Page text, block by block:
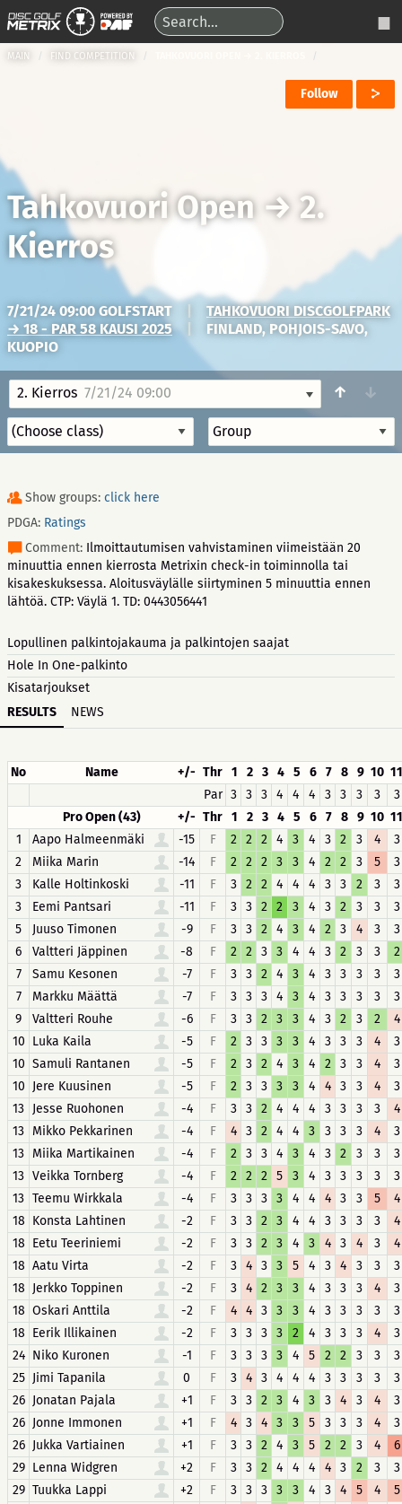
MAIN FIND COMPETITION
Follow
Tahkovuori Open→ 2.
Kierros
7/21/24 09:00 GOLFSTART
TAHKOVUORI DISCGOLFPARK
→ 18 - PAR 58 KAUSI 2025
FINLAND, POHJOIS-SAVO,
KUOPIO
2. Kierros 7/21/24 09:00 ↑ ↓
Show groups: click here
PDGA: Ratings
Comment: Ilmoittautumisen vahvistaminen viimeistään 20
minuuttia ennen kierrosta Metrixin check-in toiminnolla tai
kisakeskuksessa. Aloitusväylälle siirtyminen 5 minuuttia ennen
lähtöä. CTP: Väylä 1. TD: 0443056441
Lopullinen palkintojakauma ja palkintojen saajat
Hole In One-palkinto
Kisatarjoukset
RESULTS
NEWS
No Name +/- Thr 1 2 3 4 5 6 7 8 9 10 11
Par 3 3 3 4 4 4 3 3 3 3
3
Pro Open (43)
+/- Thr 1 2 3 4 5 6 7 8 9 10 11
1
Aapo Halmeenmäki -15 F 2 2 2 4 3 4 3 2 3 4
3
2
Miika Marin -14 F 2 2 2 3 3 4 2 2 3 5
3
3
Kalle Holtinkoski -11 F 3 2 2 4 4 4 3 3 2 3
3
3
Eemi Pantsari -11 F 3 3 2 2 3 4 3 2 3 3
3
5
Juuso Timonen -9 F 3 3 2 4 3 4 2 3 4 3
3
6
Valtteri Jäppinen -8 F 2 2 3 3 4 4 3 2 3 3
2
7
Samu Kesonen -7 F 3 3 2 4 3 4 3 3 3 3
3
7
Markku Määttä -7 F 3 3 3 4 3 4 3 3 3 3
3
9
Valtteri Rouhe -6 F 3 3 2 3 3 4 3 2 3 2
4
10 Luka Kaila -5 F 2 3 3 3 3 4 3 3 3 4
3
10 Samuli Rantanen -5 F 2 3 2 4 3 4 2 3 3 4
3
10 Jere Kuusinen -5 F 2 3 3 3 3 4 4 3 3 4
3
13 Jesse Ruohonen -4 F 3 3 2 4 4 4 3 3 3 3
4
13 Mikko Pekkarinen -4 F 4 3 2 4 4 3 3 3 3 4
3
13 Miika Martikainen -4 F 2 3 3 4 3 4 3 2 3 3
3
13 Veikka Tornberg -4 F 2 2 2 5 3 4 3 3 3 3
3
13 Teemu Wirkkala -4 F 3 3 3 3 4 4 4 3 3 5
4
18 Konsta Lahtinen -2 F 3 3 2 3 4 4 3 3 3 3
4
18 Eetu Teeriniemi -2 F 3 3 2 3 4 3 4 3 4 3
4
18 Aatu Virta -2 F 3 4 3 3 5 4 3 4 3 3
3
18 Jerkko Toppinen -2 F 3 4 2 3 3 4 3 3 3 4
3
18 Oskari Anttila -2 F 4 4 3 3 3 4 3 3 3 3
3
18 Eerik Illikainen -2 F 3 3 3 3 2 4 3 3 3 4
3
24 Niko Kuronen -1 F 3 3 3 3 4 5 2 2 3 3
3
25 Jimi Tapanila 0 F 3 4 3 4 4 4 3 3 3 3
3
26 Jonatan Pajala +1 F 3 3 2 3 4 3 3 4 3 4
3
26 Jonne Immonen +1 F 4 3 4 3 3 5 3 3 3 4
3
26 Jukka Vartiainen +1 F 3 3 2 4 3 5 2 2 3 4
6
29 Lenna Widgren +2 F 3 3 2 4 4 4 4 3 2 3
3
29 Tuukka Lappi +2 F 3 3 3 3 3 4 3 4 5 4
5